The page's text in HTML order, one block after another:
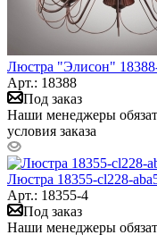
Люстра "Элисон"
Арт.: 18388
Под заказ
Наши менеджеры
условия заказа
Люстра 18355-cl228-
Арт.: 18355-4
Под заказ
Наши менеджеры